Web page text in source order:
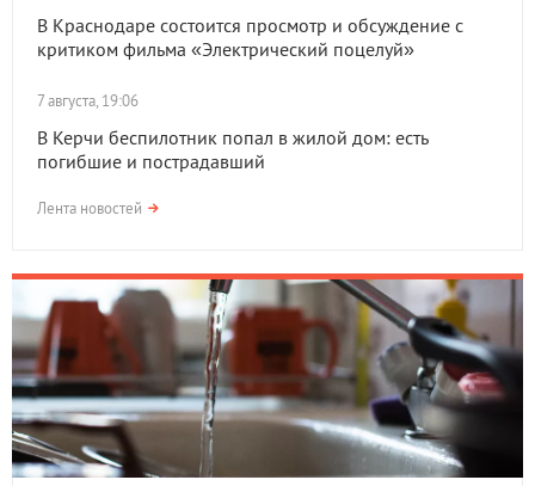
В Краснодаре состоится просмотр и обсуждение с
критиком фильма «Электрический поцелуй»
7 августа, 19:06
В Керчи беспилотник попал в жилой дом: есть
погибшие и пострадавший
Лента новостей